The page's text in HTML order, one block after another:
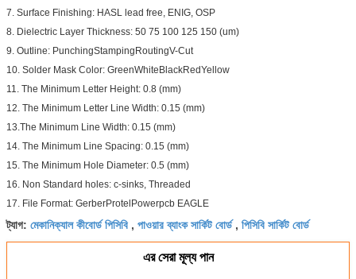
7. Surface Finishing: HASL lead free, ENIG, OSP
8. Dielectric Layer Thickness: 50 75 100 125 150 (um)
9. Outline: PunchingStampingRoutingV-Cut
10. Solder Mask Color: GreenWhiteBlackRedYellow
11. The Minimum Letter Height: 0.8 (mm)
12. The Minimum Letter Line Width: 0.15 (mm)
13.The Minimum Line Width: 0.15 (mm)
14. The Minimum Line Spacing: 0.15 (mm)
15. The Minimum Hole Diameter: 0.5 (mm)
16. Non Standard holes: c-sinks, Threaded
17. File Format: GerberProtelPowerpcb EAGLE
ট্যাগ: মেকানিক্যাল কীবোর্ড পিসিবি , পাওয়ার ব্যাংক সার্কিট বোর্ড, পিসিবি সার্কিট বোর্ড
এর সেরা মূল্য পান